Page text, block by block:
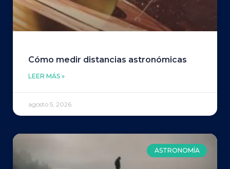
Cómo medir distancias astronómicas
LEER MÁS »
agosto 5, 2026
ASTRONOMÍA